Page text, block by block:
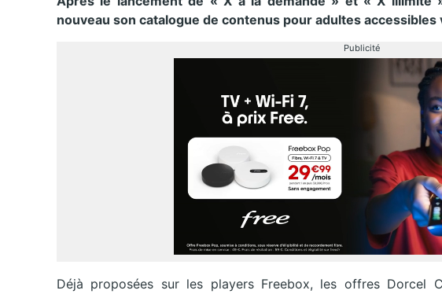
nouveau son catalogue de contenus pour adultes accessibles
Publicité
Déjà proposées sur les players Freebox, les offres Dorcel